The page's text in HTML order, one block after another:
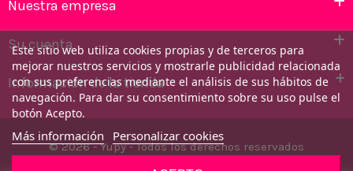
Nuestra empresa
Su cuenta
Información de la tienda
Este sitio web utiliza cookies propias y de terceros para
mejorar nuestros servicios y mostrarle publicidad relacionada
con sus preferencias mediante el análisis de sus hábitos de
navegación. Para dar su consentimiento sobre su uso pulse el
botón Acepto.
Más información Personalizar cookies
© 2026 - Yupy - Todos los derechos reservados